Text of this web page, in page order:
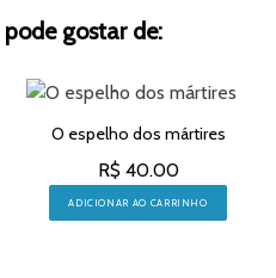
gostar de:
O espelho dos mártires
R$ 40.00
ADICIONAR AO CARRINHO